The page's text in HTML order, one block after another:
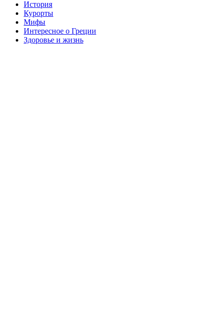
История
Курорты
Мифы
Интересное о Греции
Здоровье и жизнь